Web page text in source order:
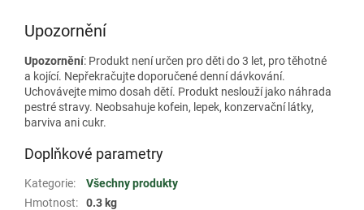
Upozornění
Upozornění: Produkt není určen pro děti do 3 let, pro těhotné
a kojící. Nepřekračujte doporučené denní dávkování.
Uchovávejte mimo dosah dětí. Produkt neslouží jako náhrada
pestré stravy. Neobsahuje kofein, lepek, konzervační látky,
barviva ani cukr.
Doplňkové parametry
Kategorie:
Všechny produkty
Hmotnost:
0.3 kg